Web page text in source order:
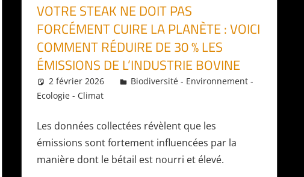
VOTRE STEAK NE DOIT PAS
FORCÉMENT CUIRE LA PLANÈTE : VOICI
COMMENT RÉDUIRE DE 30 % LES
ÉMISSIONS DE L’INDUSTRIE BOVINE
2 février 2026 Daniel
Biodiversité - Environnement -
Ecologie - Climat
Les données collectées révèlent que les
émissions sont fortement influencées par la
manière dont le bétail est nourri et élevé.